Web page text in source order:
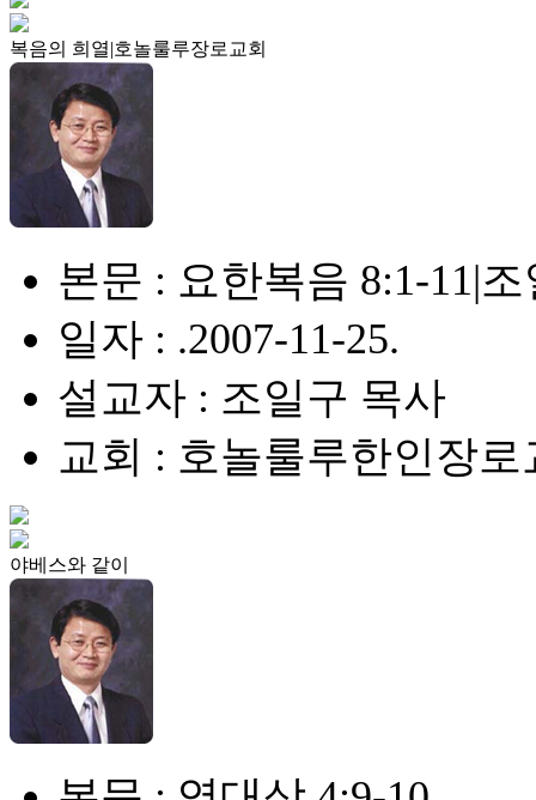
복음의 희열|호놀룰루장로교회
본문 : 요한복음 8:1-11|
일자 : .2007-11-25.
설교자 : 조일구 목사
교회 : 호놀룰루한인장로
야베스와 같이